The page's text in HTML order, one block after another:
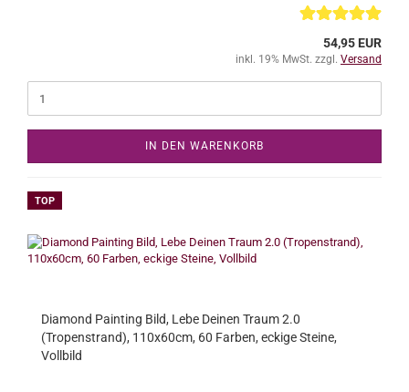
54,95 EUR
inkl. 19% MwSt. zzgl. Versand
IN DEN WARENKORB
TOP
Diamond Painting Bild, Lebe Deinen Traum 2.0
(Tropenstrand), 110x60cm, 60 Farben, eckige Steine,
Vollbild